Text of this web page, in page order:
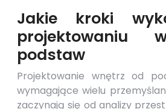
Jakie kroki
projektowaniu
podstaw
Projektowanie wnętrz od
wymagające wielu
zaczynają się od analizy